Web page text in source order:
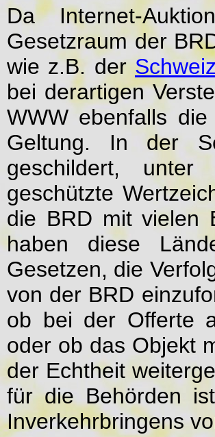
Da Internet-
Gesetzraum der
wie z.B. der
bei derartigen
WWW ebenfalls
Geltung. In der
geschildert,
geschützte
die BRD mit vielen
haben diese
Gesetzen, die
von der BRD
ob bei der Offerte
oder ob das Objekt
der Echtheit
für die Behörden
Inverkehrbringens